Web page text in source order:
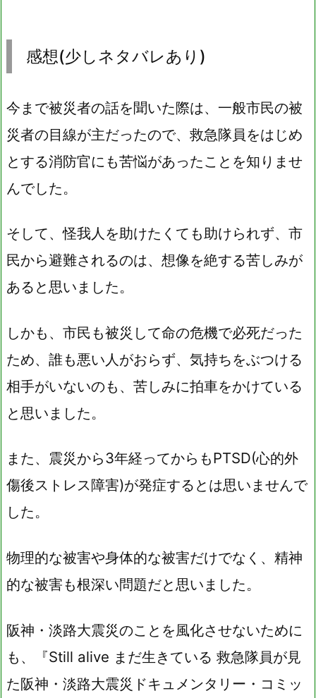
感想(少しネタバレあり)
今まで被災者の話を聞いた際は、一般市民の被
災者の目線が主だったので、救急隊員をはじめ
とする消防官にも苦悩があったことを知りませ
んでした。
そして、怪我人を助けたくても助けられず、市
民から避難されるのは、想像を絶する苦しみが
あると思いました。
しかも、市民も被災して命の危機で必死だった
ため、誰も悪い人がおらず、気持ちをぶつける
相手がいないのも、苦しみに拍車をかけている
と思いました。
また、震災から3年経ってからもPTSD(心的外
傷後ストレス障害)が発症するとは思いませんで
した。
物理的な被害や身体的な被害だけでなく、精神
的な被害も根深い問題だと思いました。
阪神・淡路大震災のことを風化させないために
も、『Still alive まだ生きている 救急隊員が見
た阪神・淡路大震災ドキュメンタリー・コミッ